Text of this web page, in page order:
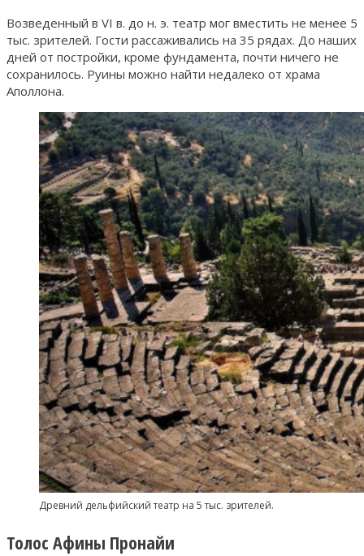
Возведенный в VI в. до н. э. театр мог вместить не менее 5
тыс. зрителей. Гости рассаживались на 35 рядах. До наших
дней от постройки, кроме фундамента, почти ничего не
сохранилось. Руины можно найти недалеко от храма
Аполлона.
Древний дельфийский театр на 5 тыс. зрителей.
Толос Афины Пронайи